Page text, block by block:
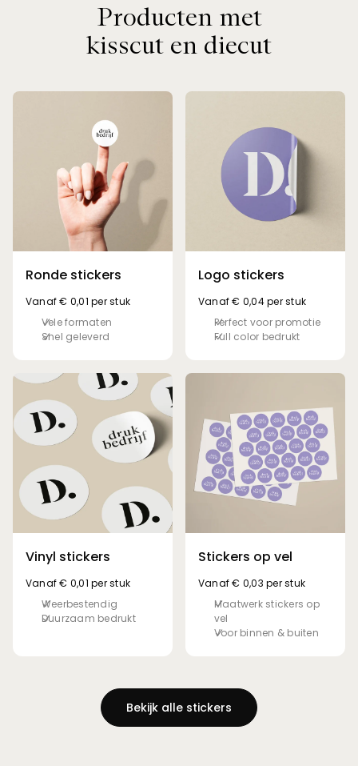
Producten met
kisscut en diecut
Ronde stickers
Vanaf € 0,01 per stuk
Vele formaten
Snel geleverd
Logo stickers
Vanaf € 0,04 per stuk
Perfect voor promotie
Full color bedrukt
Vinyl stickers
Vanaf € 0,01 per stuk
Weerbestendig
Duurzaam bedrukt
Stickers op vel
Vanaf € 0,03 per stuk
Maatwerk stickers op
vel
Voor binnen & buiten
Bekijk alle stickers